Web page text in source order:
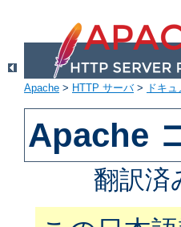
Apache > HTTP サーバ> ドキ
Apache
翻訳済